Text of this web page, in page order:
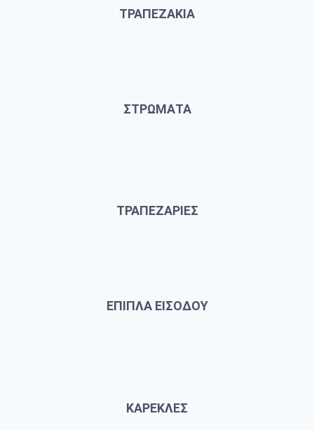
ΤΡΑΠΕΖΑΚΙΑ
ΣΤΡΩΜΑΤΑ
ΤΡΑΠΕΖΑΡΙΕΣ
ΕΠΙΠΛΑ ΕΙΣΟΔΟΥ
ΚΑΡΕΚΛΕΣ